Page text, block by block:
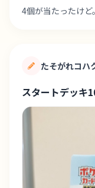
4個が当たったけ
たそがれコハ
スタートデッキ